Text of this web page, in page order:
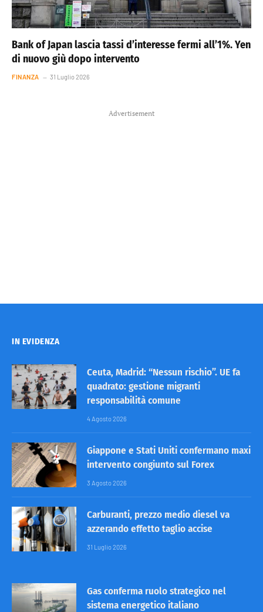
Bank of Japan lascia tassi d’interesse fermi all’1%. Yen
di nuovo giù dopo intervento
FINANZA 31 Luglio 2026
Advertisement
IN EVIDENZA
Ceuta, Madrid: “Nessun rischio”. UE fa
quadrato: gestione migranti
responsabilità comune
4 Agosto 2026
Giappone e Stati Uniti confermano maxi
intervento congiunto sul Forex
3 Agosto 2026
Carburanti, prezzo medio diesel va
azzerando effetto taglio accise
31 Luglio 2026
Gas conferma ruolo strategico nel
sistema energetico italiano